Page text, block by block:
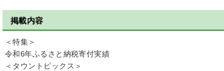
掲載内容
＜特集＞
令和6年ふるさと納税寄付実績
＜タウントピックス＞